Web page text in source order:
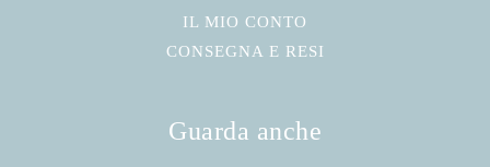
IL MIO CONTO
CONSEGNA E RESI
Guarda anche